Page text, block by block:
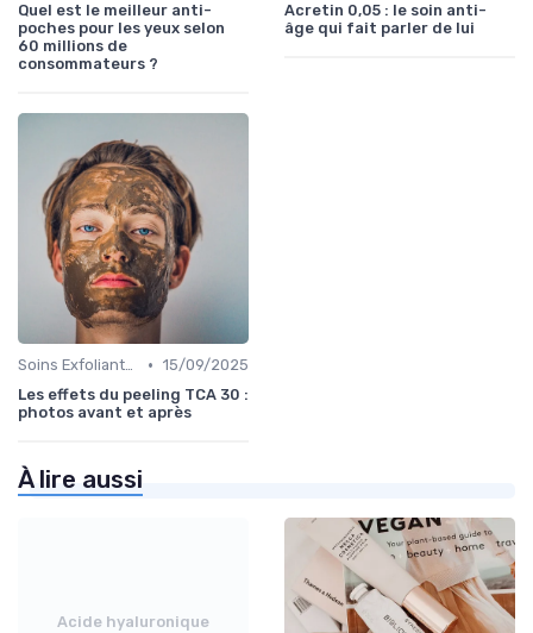
Quel est le meilleur anti-
poches pour les yeux selon
60 millions de
consommateurs ?
Acretin 0,05 : le soin anti-
âge qui fait parler de lui
Soins Exfoliants et Peeling • 15/09/2025
Les effets du peeling TCA 30 :
photos avant et après
À lire aussi
Acide hyaluronique